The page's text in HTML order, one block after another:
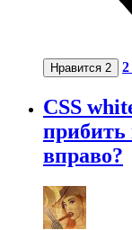
Нравится 2 2
CSS
прибить
вправо?